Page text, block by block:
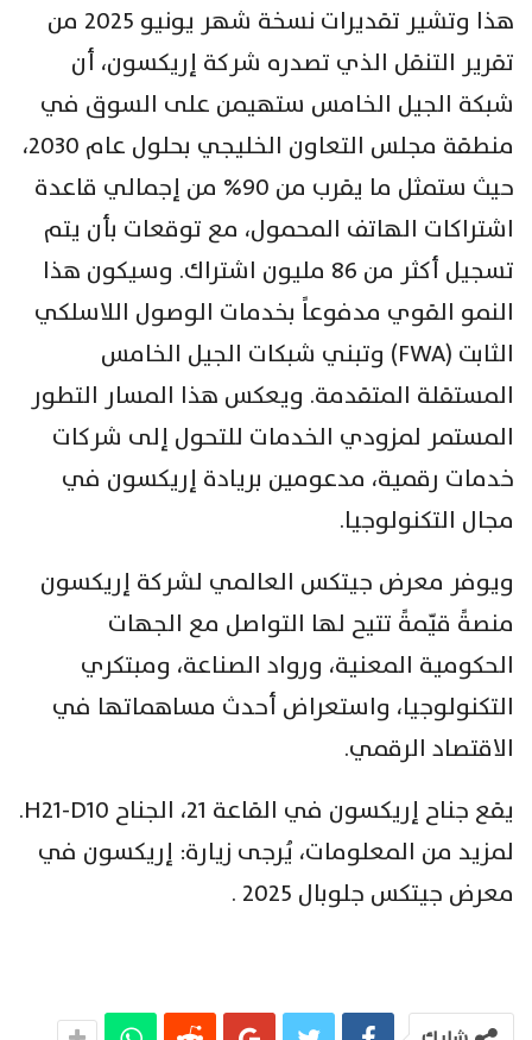
هذا وتشير تقديرات نسخة شهر يونيو 2025 من
تقرير التنقل الذي تصدره شركة إريكسون، أن
شبكة الجيل الخامس ستهيمن على السوق في
منطقة مجلس التعاون الخليجي بحلول عام 2030،
حيث ستمثل ما يقرب من 90% من إجمالي قاعدة
اشتراكات الهاتف المحمول، مع توقعات بأن يتم
تسجيل أكثر من 86 مليون اشتراك. وسيكون هذا
النمو القوي مدفوعاً بخدمات الوصول اللاسلكي
الثابت (FWA) وتبني شبكات الجيل الخامس
المستقلة المتقدمة. ويعكس هذا المسار التطور
المستمر لمزودي الخدمات للتحول إلى شركات
خدمات رقمية، مدعومين بريادة إريكسون في
مجال التكنولوجيا.
ويوفر معرض جيتكس العالمي لشركة إريكسون
منصةً قيّمةً تتيح لها التواصل مع الجهات
الحكومية المعنية، ورواد الصناعة، ومبتكري
التكنولوجيا، واستعراض أحدث مساهماتها في
الاقتصاد الرقمي.
يقع جناح إريكسون في القاعة 21، الجناح H21-D10.
لمزيد من المعلومات، يُرجى زيارة: إريكسون في
معرض جيتكس جلوبال 2025 .